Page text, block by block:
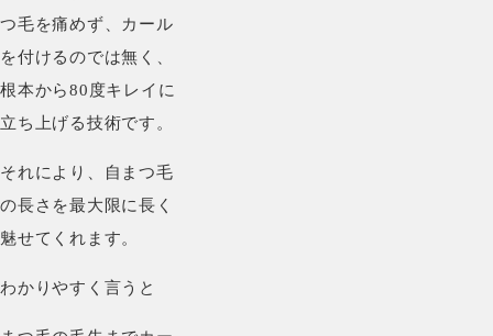
つ毛を痛めず、カール
を付けるのでは無く、
根本から80度キレイに
立ち上げる技術です。
それにより、自まつ毛
の長さを最大限に長く
魅せてくれます。
わかりやすく言うと